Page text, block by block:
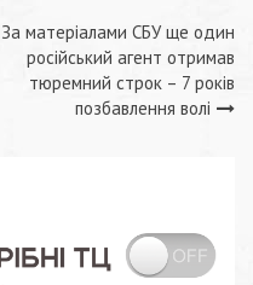
За матеріалами СБУ ще один
російський агент отримав
тюремний строк – 7 років
позбавлення волі